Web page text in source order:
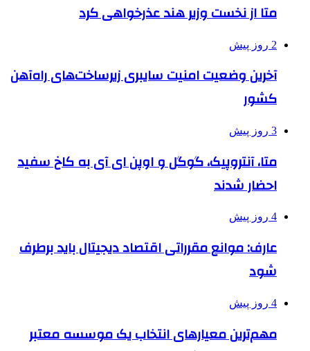
متا از نخست وزیر هند عذرخواهی کرد
2 روز پیش
آخرین وضعیت امنیت سایبری زیرساخت‌های راه‌آهن
کشور
3 روز پیش
متا، آنتروپیک، گوگل و اوپن ای آی به کاخ سفید
احضار شدند
4 روز پیش
عارف: موانع مقرراتی اقتصاد دیجیتال باید برطرف
شود
4 روز پیش
مهم‌ترین معیارهای انتخاب یک موسسه معتبر